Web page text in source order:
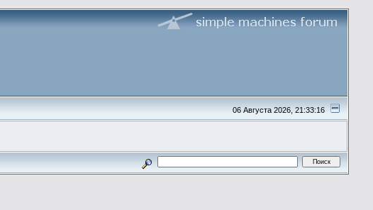
06 Августа 2026, 21:33:16